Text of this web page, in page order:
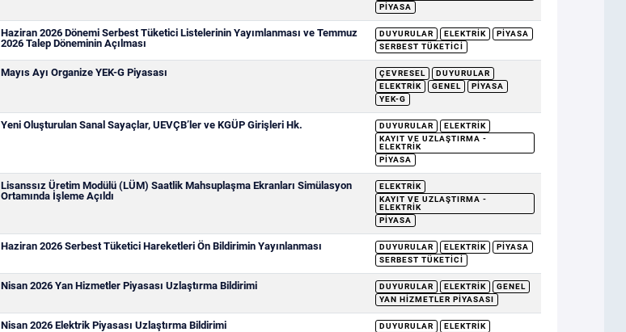
PIYASA
Haziran 2026 Dönemi Serbest Tüketici Listelerinin Yayımlanması ve Temmuz
2026 Talep Döneminin Açılması
DUYURULAR ELEKTRIK
PIYASA
SERBEST TÜKETICI
Mayıs Ayı Organize YEK-G Piyasası ÇEVRESEL
DUYURULAR
ELEKTRIK
GENEL
PIYASA
YEK-G
Yeni Oluşturulan Sanal Sayaçlar, UEVÇB’ler ve KGÜP Girişleri Hk. DUYURULAR
ELEKTRIK
KAYIT VE UZLAŞTIRMA -
ELEKTRIK
PIYASA
Lisanssız Üretim Modülü (LÜM) Saatlik Mahsuplaşma Ekranları Simülasyon
Ortamında İşleme Açıldı
ELEKTRIK
KAYIT VE UZLAŞTIRMA -
ELEKTRIK
PIYASA
Haziran 2026 Serbest Tüketici Hareketleri Ön Bildirimin Yayınlanması DUYURULAR ELEKTRIK
PIYASA
SERBEST TÜKETICI
Nisan 2026 Yan Hizmetler Piyasası Uzlaştırma Bildirimi DUYURULAR ELEKTRIK
GENEL
YAN HIZMETLER PIYASASI
Nisan 2026 Elektrik Piyasası Uzlaştırma Bildirimi DUYURULAR
ELEKTRIK